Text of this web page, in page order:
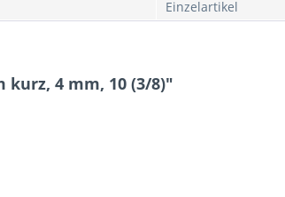
Einzelartikel
4 mm, 10 (3/8)"